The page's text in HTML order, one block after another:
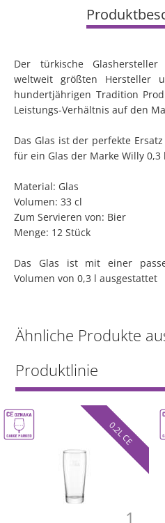
Der türkische
weltweit größten Hersteller
hundertjährigen Tradition
Leistungs-Verhältnis auf den
Das Glas ist der perfekte
für ein Glas der Marke Willy 0,3
Material: Glas
Volumen: 33 cl
Zum Servieren von: Bier
Menge: 12 Stück
Das Glas ist mit einer
Volumen von 0,3 l ausgestattet
Ähnliche Produkte
Produktlinie
1
0.2L CE